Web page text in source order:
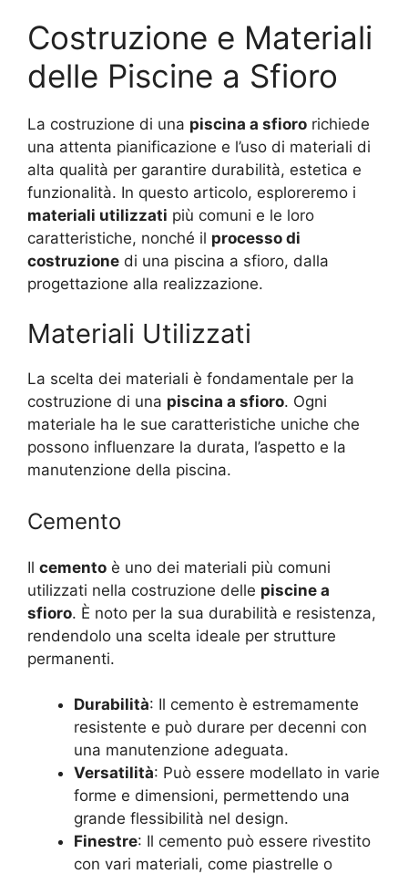
Costruzione e Materiali
delle Piscine a Sfioro
La costruzione di una piscina a sfioro richiede
una attenta pianificazione e l’uso di materiali di
alta qualità per garantire durabilità, estetica e
funzionalità. In questo articolo, esploreremo i
materiali utilizzati più comuni e le loro
caratteristiche, nonché il processo di
costruzione di una piscina a sfioro, dalla
progettazione alla realizzazione.
Materiali Utilizzati
La scelta dei materiali è fondamentale per la
costruzione di una piscina a sfioro. Ogni
materiale ha le sue caratteristiche uniche che
possono influenzare la durata, l’aspetto e la
manutenzione della piscina.
Cemento
Il cemento è uno dei materiali più comuni
utilizzati nella costruzione delle piscine a
sfioro. È noto per la sua durabilità e resistenza,
rendendolo una scelta ideale per strutture
permanenti.
Durabilità: Il cemento è estremamente
resistente e può durare per decenni con
una manutenzione adeguata.
Versatilità: Può essere modellato in varie
forme e dimensioni, permettendo una
grande flessibilità nel design.
Finestre: Il cemento può essere rivestito
con vari materiali, come piastrelle o